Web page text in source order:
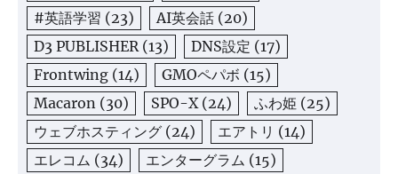
#英語学習 (23) AI英会話 (20)
D3 PUBLISHER(13) DNS設定 (17)
Frontwing (14) GMOペパボ (15)
Macaron (30) SPO-X(24) ふわ姫 (25)
ウェブホスティング (24) エアトリ (14)
エレコム (34) エンターグラム (15)